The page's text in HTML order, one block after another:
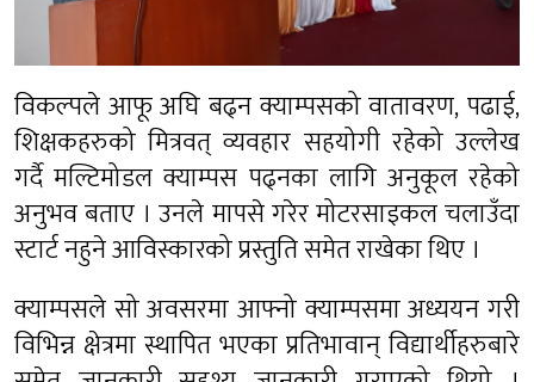
विकल्पले आफू अघि बढ्न क्याम्पसको वातावरण, पढाई,
शिक्षकहरुको मित्रवत् व्यवहार सहयोगी रहेको उल्लेख
गर्दै मल्टिमोडल क्याम्पस पढ्नका लागि अनुकूल रहेको
अनुभव बताए । उनले मापसे गरेर मोटरसाइकल चलाउँदा
स्टार्ट नहुने आविस्कारको प्रस्तुति समेत राखेका थिए ।
क्याम्पसले सो अवसरमा आफ्नो क्याम्पसमा अध्ययन गरी
विभिन्न क्षेत्रमा स्थापित भएका प्रतिभावान् विद्यार्थीहरुबारे